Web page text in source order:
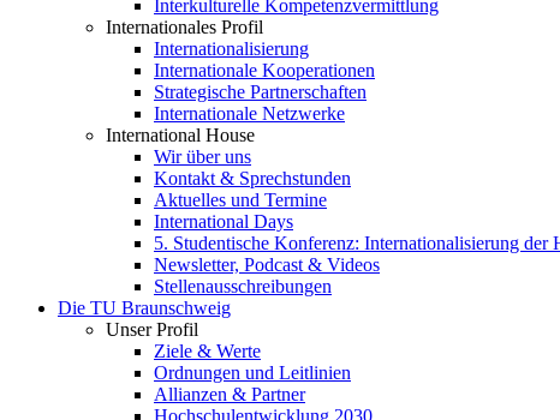
Interkulturelle Kompetenzvermittlung
Internationales Profil
Internationalisierung
Internationale Kooperationen
Strategische Partnerschaften
Internationale Netzwerke
International House
Wir über uns
Kontakt & Sprechstunden
Aktuelles und Termine
International Days
5. Studentische Konferenz: Internationalisierung der
Newsletter, Podcast & Videos
Stellenausschreibungen
Die TU Braunschweig
Unser Profil
Ziele & Werte
Ordnungen und Leitlinien
Allianzen & Partner
Hochschulentwicklung 2030